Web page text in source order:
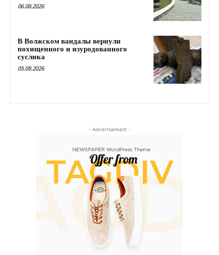
06.08.2026
В Волжском вандалы вернули
похищенного и изуродованного
суслика
05.08.2026
- Advertisement -